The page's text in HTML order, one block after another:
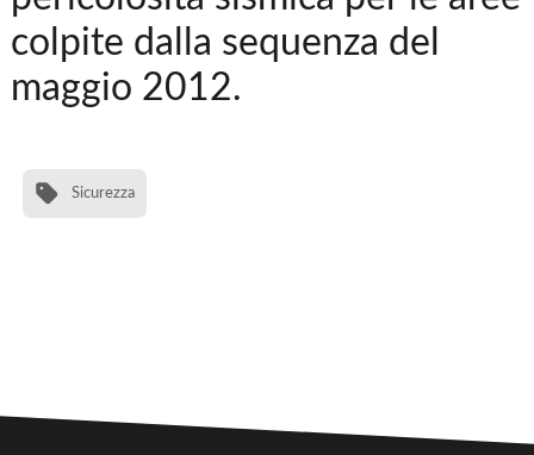
colpite dalla sequenza del
maggio 2012.
Sicurezza